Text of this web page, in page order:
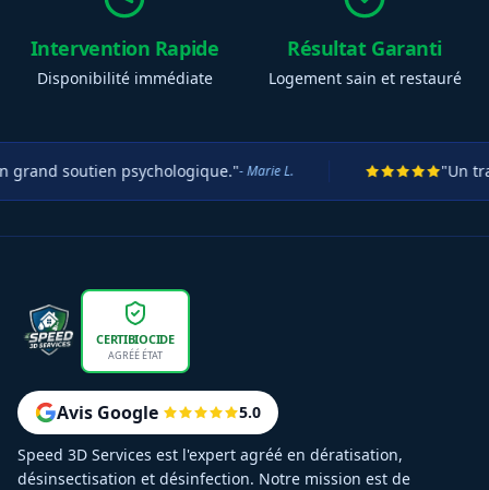
Intervention Rapide
Disponibilité immédiate
Résultat Garanti
Logement sain et restauré
psychologique."- Marie L. "Un travail
CERTIBIOCIDE
AGRÉÉ ÉTAT
Avis Google 5.0
Speed 3D Services est l'expert agréé en dératisation,
désinsectisation et désinfection. Notre mission est de